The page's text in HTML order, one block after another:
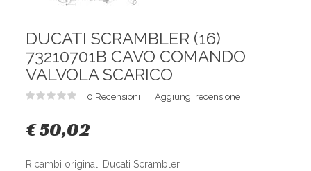
DUCATI SCRAMBLER (16)
73210701B CAVO COMANDO
VALVOLA SCARICO
0 Recensioni + Aggiungi recensione
€ 50,02
Ricambi originali Ducati Scrambler